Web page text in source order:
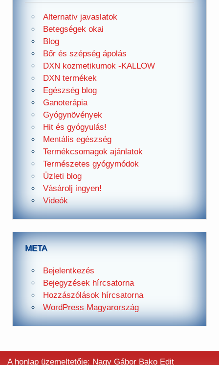
Alternativ javaslatok
Betegségek okai
Blog
Bőr és szépség ápolás
DXN kozmetikumok -KALLOW
DXN termékek
Egészség blog
Ganoterápia
Gyógynövények
Hit és gyógyulás!
Mentális egészség
Termékcsomagok ajánlatok
Természetes gyógymódok
Üzleti blog
Vásárolj ingyen!
Videók
META
Bejelentkezés
Bejegyzések hírcsatorna
Hozzászólások hírcsatorna
WordPress Magyarország
A honlap üzemeltetője: Nagy Gábor Bako Edit